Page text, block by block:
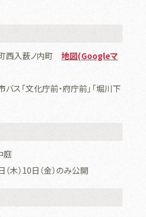
西入薮ノ内町 地図(Googleマ
バス「文化庁前・府庁前」「堀川下
庭
（木） 10日（金）のみ公開